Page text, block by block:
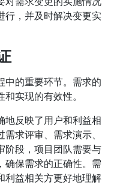
行，并及时解决变更实
中的重要环节。需求的
实现的有效性。
地反映了用户和利益相
求评审、需求演示、
阶段，项目团队需要与
确保需求的正确性。需
利益相关方更好地理解